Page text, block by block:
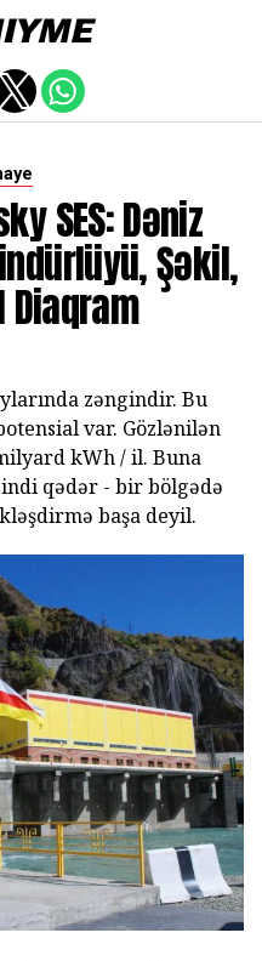
SES: Dəniz
Şəkil,
zəngindir. Bu
var. Gözlənilən
kWh / il. Buna
qədər - bir bölgədə
başa deyil.